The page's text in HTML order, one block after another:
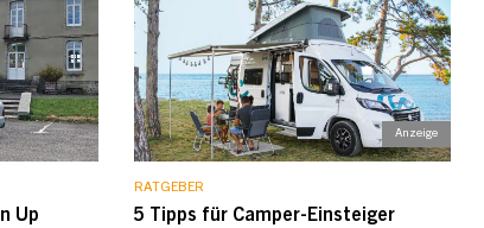
Up
RATGEBER
5 Tipps für Camper-Einsteiger